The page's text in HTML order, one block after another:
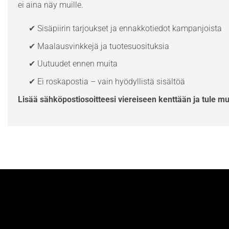
ei aina näy muille.
✔ Sisäpiirin tarjoukset ja ennakkotiedot kampanjoista
✔ Maalausvinkkejä ja tuotesuosituksia
✔ Uutuudet ennen muita
✔ Ei roskapostia – vain hyödyllistä sisältöä
Lisää sähköpostiosoitteesi viereiseen kenttään ja tule